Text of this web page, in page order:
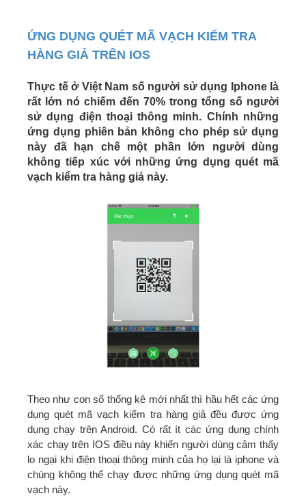
ỨNG DỤNG QUÉT MÃ VẠCH KIỂM TRA
HÀNG GIẢ TRÊN IOS
Thực tế ở Việt Nam số người sử dụng Iphone là
rất lớn nó chiếm đến 70% trong tổng số người
sử dụng điện thoại thông minh. Chính những
ứng dụng phiên bản không cho phép sử dụng
này đã hạn chế một phần lớn người dùng
không tiếp xúc với những ứng dụng quét mã
vạch kiểm tra hàng giả này.
Theo như con số thống kê mới nhất thì hầu hết các ứng
dụng quét mã vạch kiểm tra hàng giả đều được ứng
dụng chạy trên Android. Có rất ít các ứng dụng chính
xác chạy trên IOS điều này khiến người dùng cảm thấy
lo ngại khi điện thoại thông minh của họ lại là iphone và
chúng không thể chạy được những ứng dụng quét mã
vạch này.